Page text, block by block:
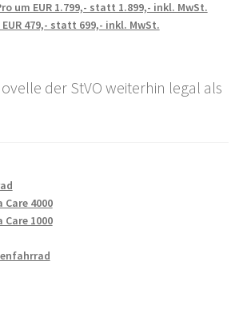
um EUR 1.799,- statt 1.899,- inkl. MwSt.
479,- statt 699,- inkl. MwSt.
der StVO weiterhin legal als
4000
1000